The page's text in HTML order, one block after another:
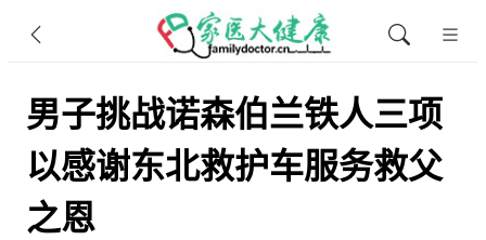
男子挑战诺森伯兰铁人三项
以感谢东北救护车服务救父
之恩